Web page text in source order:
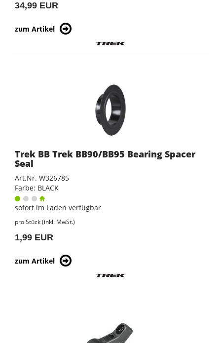
34,99 EUR
zum Artikel
Trek BB Trek BB90/BB95 Bearing Spacer
Seal
Art.Nr. W326785
Farbe: BLACK
sofort im Laden verfügbar
pro Stück (inkl. MwSt.)
1,99 EUR
zum Artikel